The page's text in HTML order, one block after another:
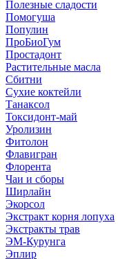
Полезные сладости
Помогуша
Популин
ПроБиоГум
Простадонт
Растительные масла
Сбитни
Сухие коктейли
Танаксол
Токсидонт-май
Уролизин
Фитолон
Флавигран
Флорента
Чаи и сборы
Ширлайн
Экорсол
Экстракт корня лопуха
Экстракты трав
ЭМ-Курунга
Эплир